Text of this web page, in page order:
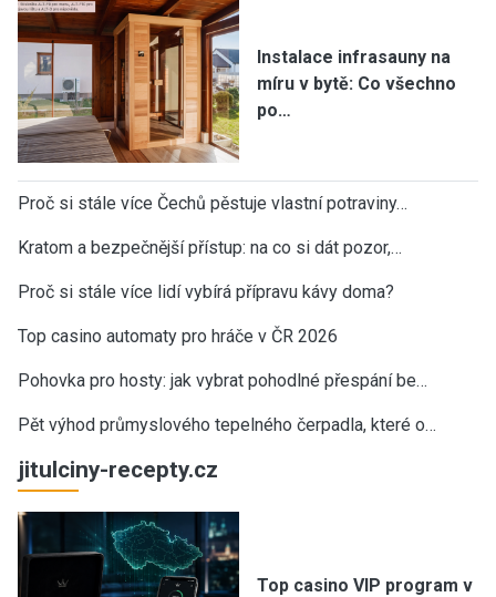
Instalace infrasauny na
míru v bytě: Co všechno
po…
Proč si stále více Čechů pěstuje vlastní potraviny…
Kratom a bezpečnější přístup: na co si dát pozor,…
Proč si stále více lidí vybírá přípravu kávy doma?
Top casino automaty pro hráče v ČR 2026
Pohovka pro hosty: jak vybrat pohodlné přespání be…
Pět výhod průmyslového tepelného čerpadla, které o…
jitulciny-recepty.cz
Top casino VIP program v